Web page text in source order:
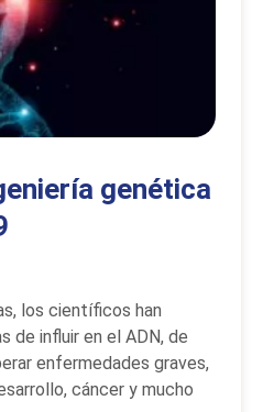
genética
los científicos han
de influir en el ADN, de
enfermedades graves,
cáncer y mucho